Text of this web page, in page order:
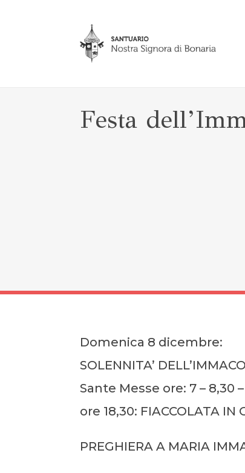
Festa
Domenica 8 dicembre:
SOLENNITA’
Sante Messe ore: 7 – 8,30 –
ore 18,30: FIACCOLATA IN
PREGHIERA A MARIA